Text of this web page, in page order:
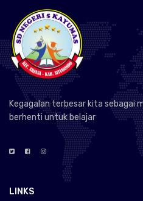
Kegagalan terbesar kita sebagai
berhenti untuk belajar
LINKS